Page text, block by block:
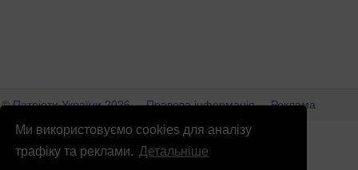
Ми використовуємо cookies для аналізу
трафіку та реклами. Детальніше
© Патріоти України 2026 Правова інформація
Реклама
info@patrioty.org.ua